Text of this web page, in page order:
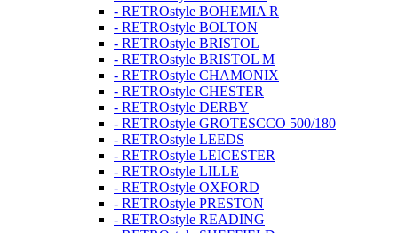
- RETROstyle BOHEMIA R
- RETROstyle BOLTON
- RETROstyle BRISTOL
- RETROstyle BRISTOL M
- RETROstyle CHAMONIX
- RETROstyle CHESTER
- RETROstyle DERBY
- RETROstyle GROTESCCO 500/180
- RETROstyle LEEDS
- RETROstyle LEICESTER
- RETROstyle LILLE
- RETROstyle OXFORD
- RETROstyle PRESTON
- RETROstyle READING